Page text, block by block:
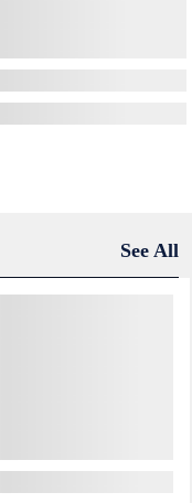
See All